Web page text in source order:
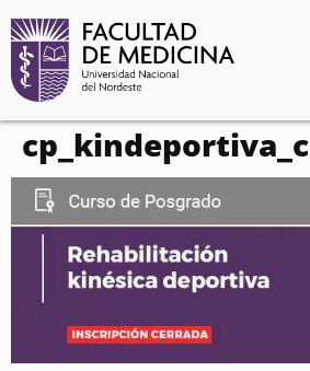
contenido
cp_kindeportiva_c